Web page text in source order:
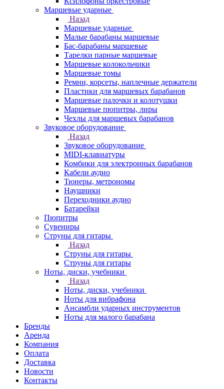
Маршевые ударные
Назад
Маршевые ударные
Малые барабаны маршевые
Бас-барабаны маршевые
Тарелки парные маршевые
Маршевые колокольчики
Маршевые томы
Ремни, корсеты, наплечные держатели
Пластики для маршевых барабанов
Маршевые палочки и колотушки
Маршевые пюпитры, лиры
Чехлы для маршевых барабанов
Звуковое оборудование
Назад
Звуковое оборудование
MIDI-клавиатуры
Комбики для электронных барабанов
Кабели аудио
Тюнеры, метрономы
Наушники
Переходники аудио
Батарейки
Пюпитры
Сувениры
Струны для гитары
Назад
Струны для гитары
Струны для гитары
Ноты, диски, учебники
Назад
Ноты, диски, учебники
Ноты для вибрафона
Ансамбли ударных инструментов
Ноты для малого барабана
Бренды
Аренда
Компания
Оплата
Доставка
Новости
Контакты